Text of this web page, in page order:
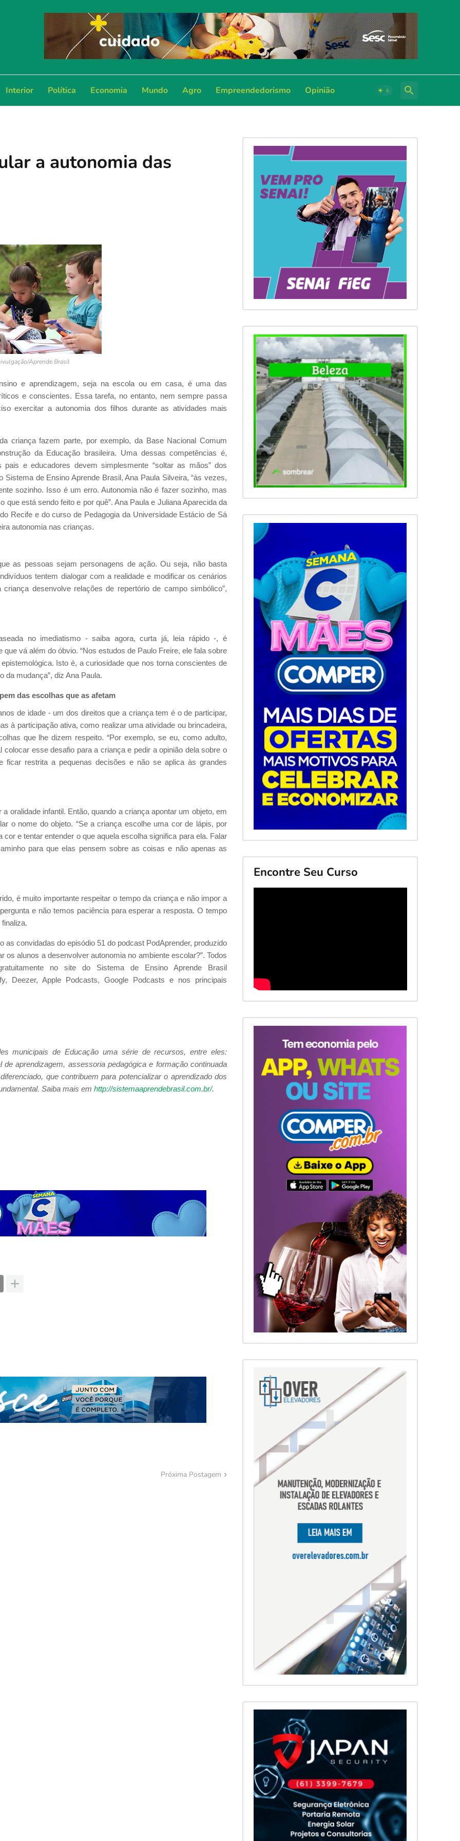
Interior Política Economia Mundo Agro Empreendedorismo Opinião
a autonomia das
Aprende Brasil
e aprendizagem, seja na escola ou em casa, é uma das
e conscientes. Essa tarefa, no entanto, nem sempre passa
exercitar a autonomia dos filhos durante as atividades mais
criança fazem parte, por exemplo, da Base Nacional Comum
da Educação brasileira. Uma dessas competências é,
e educadores devem simplesmente “soltar as mãos” dos
de Ensino Aprende Brasil, Ana Paula Silveira, “às vezes,
sozinho. Isso é um erro. Autonomia não é fazer sozinho, mas
está sendo feito e por quê”. Ana Paula e Juliana Aparecida da
Recife e do curso de Pedagogia da Universidade Estácio de Sá
autonomia nas crianças.
as pessoas sejam personagens de ação. Ou seja, não basta
tentem dialogar com a realidade e modificar os cenários
desenvolve relações de repertório de campo simbólico”,
no imediatismo - saiba agora, curta já, leia rápido -, é
vá além do óbvio. “Nos estudos de Paulo Freire, ele fala sobre
Isto é, a curiosidade que nos torna conscientes de
da mudança”, diz Ana Paula.
das escolhas que as afetam
de idade - um dos direitos que a criança tem é o de participar,
à participação ativa, como realizar uma atividade ou brincadeira,
que lhe dizem respeito. “Por exemplo, se eu, como adulto,
esse desafio para a criança e pedir a opinião dela sobre o
ficar restrita a pequenas decisões e não se aplica às grandes
oralidade infantil. Então, quando a criança apontar um objeto, em
o nome do objeto. “Se a criança escolhe uma cor de lápis, por
e tentar entender o que aquela escolha significa para ela. Falar
para que elas pensem sobre as coisas e não apenas as
é muito importante respeitar o tempo da criança e não impor a
e não temos paciência para esperar a resposta. O tempo
as convidadas do episódio 51 do podcast PodAprender, produzido
os alunos a desenvolver autonomia no ambiente escolar?”. Todos
no site do Sistema de Ensino Aprende Brasil
Deezer, Apple Podcasts, Google Podcasts e nos principais
municipais de Educação uma série de recursos, entre eles:
aprendizagem, assessoria pedagógica e formação continuada
que contribuem para potencializar o aprendizado dos
Saiba mais em http://sistemaaprendebrasil.com.br/.
Próxima Postagem
Encontre Seu Curso